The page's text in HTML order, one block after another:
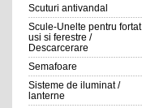
Scuturi antivandal
Scule-Unelte pentru fortat
usi si ferestre /
Descarcerare
Semafoare
Sisteme de iluminat /
lanterne